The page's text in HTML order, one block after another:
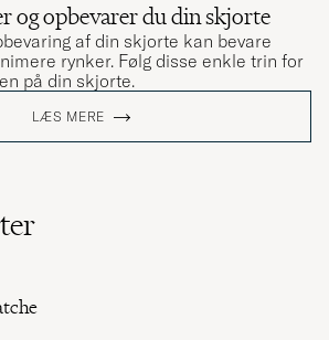
og opbevarer du din skjorte
af din skjorte kan bevare
rynker. Følg disse enkle trin for
på din skjorte.
LÆS MERE